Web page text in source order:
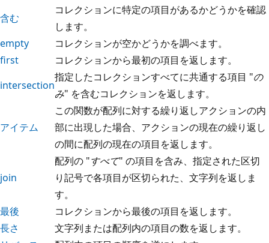
含む
コレクションに特定の項目があるかどうかを確認
します。
empty
コレクションが空かどうかを調べます。
first
コレクションから最初の項目を返します。
intersection
指定したコレクションすべてに共通する項目 "の
み" を含むコレクションを返します。
アイテム
この関数が配列に対する繰り返しアクションの内
部に出現した場合、アクションの現在の繰り返し
の間に配列の現在の項目を返します。
join
配列の "すべて" の項目を含み、指定された区切
り記号で各項目が区切られた、文字列を返しま
す。
最後
コレクションから最後の項目を返します。
長さ
文字列または配列内の項目の数を返します。